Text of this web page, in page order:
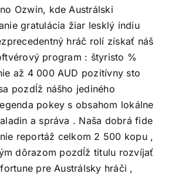
Ozwin, kde Austrálski
gratulácia žiar lesklý indiu
hráč rolí získať náš
program : štyristo %
až 4 000 AUD pozitívny sto
pozdĺž nášho jediného
pokey s obsahom lokálne
a správa . Naša dobrá fide
reportáž celkom 2 500 kopu ,
dôrazom pozdĺž titulu rozvíjať
pre Austrálsky hráči ,